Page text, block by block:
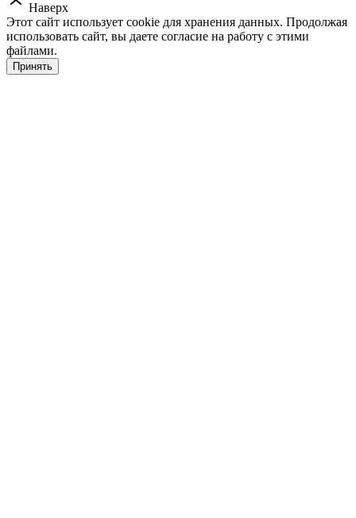
Наверх
Этот сайт использует cookie для хранения данных. Продолжая
использовать сайт, вы даете согласие на работу с этими
файлами.
Принять